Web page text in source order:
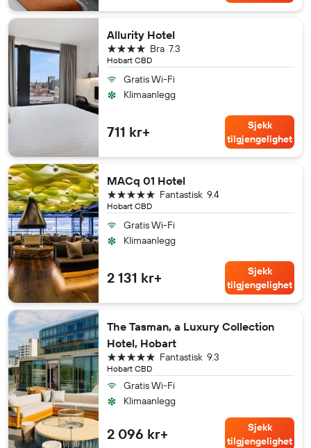
Allurity Hotel
Hobart CBD
7.3
Bra
4 stjerner
Gratis Wi-Fi
Klimaanlegg
711 kr+
Sjekk
tilgjengelighet
MACq 01 Hotel
Hobart CBD
9.4
Fantastisk
5 stjerner
Gratis Wi-Fi
Klimaanlegg
2 131 kr+
Sjekk
tilgjengelighet
The Tasman, a Luxury Collection
Hotel, Hobart
Hobart CBD
9.3
Fantastisk
5 stjerner
Gratis Wi-Fi
Klimaanlegg
2 096 kr+
Sjekk
tilgjengelighet